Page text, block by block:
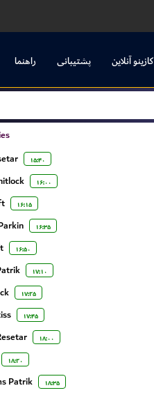
کازینو آنلاین پشتیبانی راهنما
۱۵:۴۰
۱۶:۰۰
۱۶:۱۵
۱۶:۳۵
۱۶:۵۰
۱۷:۱۰
۱۷:۲۵
۱۷:۴۵
۱۸:۰۰
۱۸:۲۰
Patrik ۱۸:۳۵